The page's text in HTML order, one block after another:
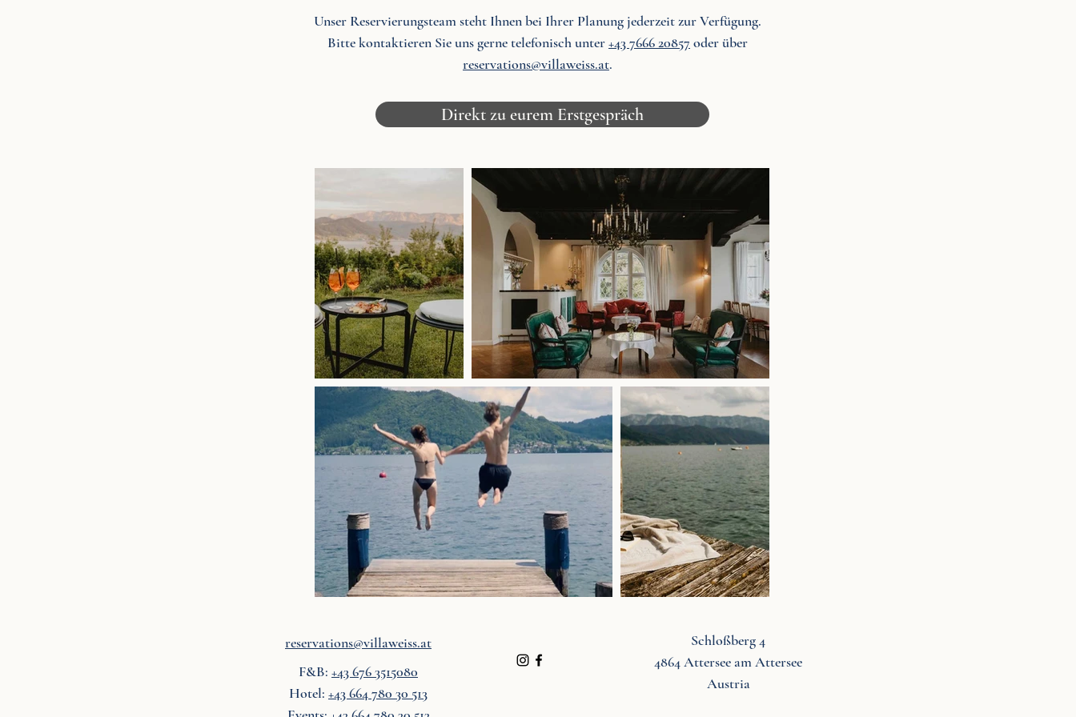
Unser Reservierungsteam steht Ihnen bei Ihrer Planung jederzeit zur Verfügung.
Bitte kontaktieren Sie uns gerne telefonisch unter+43 7666 20857 oder über
reservations@villaweiss.at.
Direkt zu eurem Erstgespräch
reservations@villaweiss.at
F&B: +43 676 3515080
Hotel: +43 664 780 30 513
Schloßberg 4
4864 Attersee am Attersee
Austria